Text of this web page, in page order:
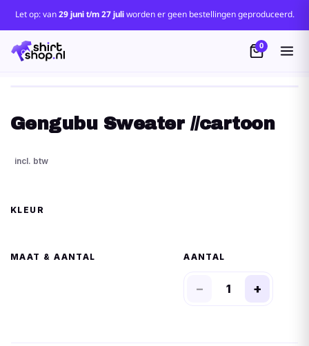
Let op: van29 juni t/m 27 juliworden er geen bestellingen geproduceerd.
0
Gengubu Sweater //cartoon
MAAT
− +